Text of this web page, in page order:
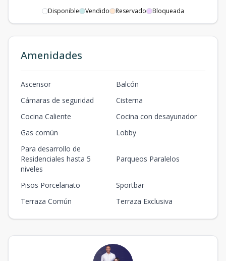
5 3 3 1 1
Unidad-13
- -- m2- m2
2A
2 2 13
2
Disponible Vendido Reservado Bloqueada
Amenidades
Ascensor
Balcón
Cámaras de seguridad
Cisterna
Cocina Caliente
Cocina con desayunador
Gas común
Lobby
Para desarrollo de
Residenciales hasta 5
niveles
Parqueos Paralelos
Pisos Porcelanato
Sportbar
Terraza Común
Terraza Exclusiva